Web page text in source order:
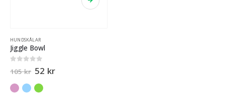
HUNDSKÅLAR
Jiggle Bowl
out of 5
105kr 52 kr